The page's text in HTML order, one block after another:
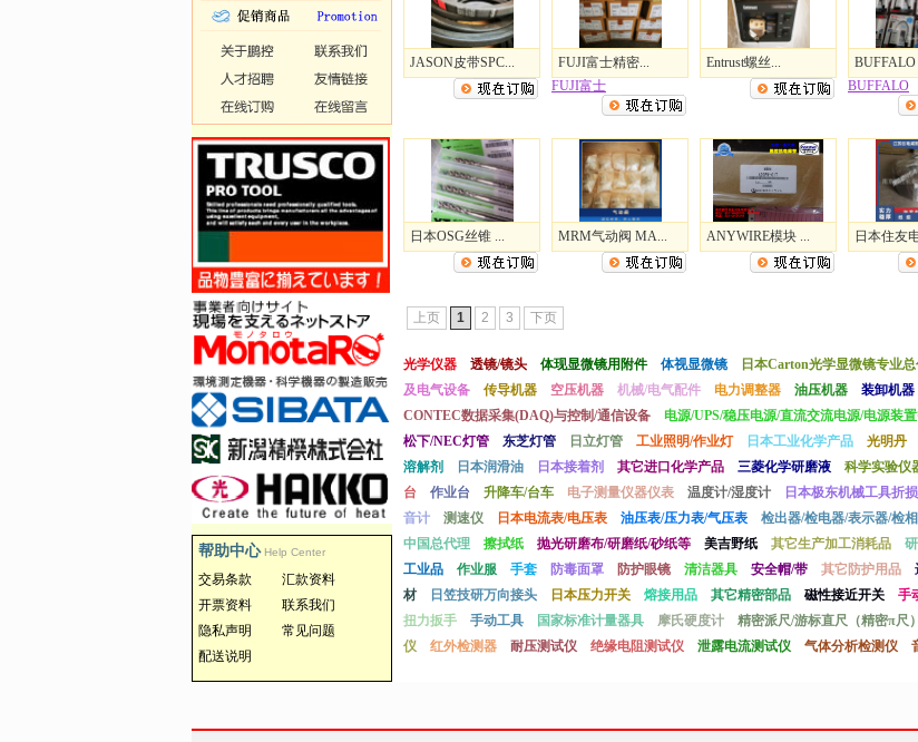
帮助中心 Help Center
交易条款
汇款资料
开票资料
联系我们
隐私声明
常见问题
配送说明
JASON皮带SPC...
FUJI富士精密...
FUJI富士
Entrust螺丝...
BUFFALO
日本OSG丝锥 ... MRM气动阀 MA... ANYWIRE模块 ... 日本住友
上页 1 2 3 下页
光学仪器 透镜/镜头 体现显微镜用附件 体视显微镜 日本Carton光学显微镜专业
及电气设备
传导机器 空压机器 机械/电气配件 电力调整器 油压机器 装卸机器
CONTEC数据采集(DAQ)与控制/通信设备
电源/UPS/稳压电源/直流交流电源/电源装
松下/NEC灯管
东芝灯管 日立灯管 工业照明/作业灯 日本工业化学产品 光明丹
溶解剂
日本润滑油 日本接着剂 其它进口化学产品 三菱化学研磨液 科学实验仪
台
作业台 升降车/台车 电子测量仪器仪表 温度计/湿度计 日本极东机械工具折
音计
测速仪 日本电流表/电压表 油压表/压力表/气压表 检出器/检电器/表示器/检
中国总代理
擦拭纸 抛光研磨布/研磨纸/砂纸等 美吉野纸 其它生产加工消耗品
工业品
作业服 手套 防毒面罩 防护眼镜 清洁器具 安全帽/带 其它防护用品
材
日笠技研万向接头 日本压力开关 熔接用品 其它精密部品 磁性接近开关 手
扭力扳手
手动工具 国家标准计量器具 摩氏硬度计 精密派尺/游标直尺（精密π尺）
仪
红外检测器 耐压测试仪 绝缘电阻测试仪 泄露电流测试仪 气体分析检测仪